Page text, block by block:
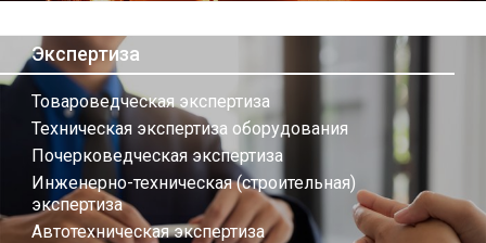
Экспертиза
Товароведческая экспертиза
Техническая экспертиза оборудования
Почерковедческая экспертиза
Инженерно-техническая (строительная)
экспертиза
Автотехническая экспертиза